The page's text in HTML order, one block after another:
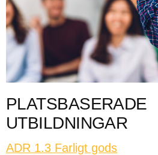
PLATSBASERADE
UTBILDNINGAR
ADR 1.3 Farligt gods